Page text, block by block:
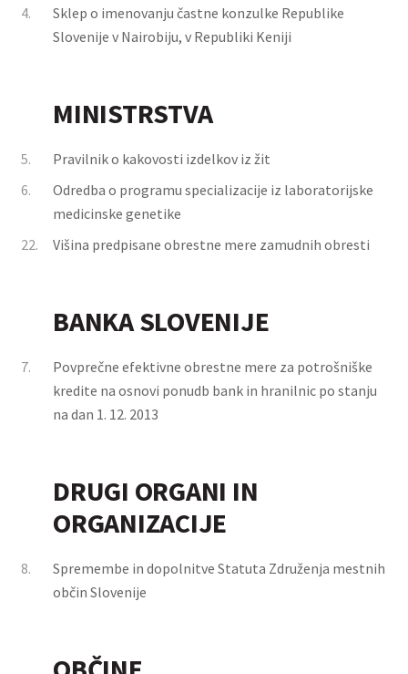
4.
Sklep o imenovanju častne konzulke Republike
Slovenije v Nairobiju, v Republiki Keniji
MINISTRSTVA
5.
Pravilnik o kakovosti izdelkov iz žit
6.
Odredba o programu specializacije iz laboratorijske
medicinske genetike
22.
Višina predpisane obrestne mere zamudnih obresti
BANKA SLOVENIJE
7.
Povprečne efektivne obrestne mere za potrošniške
kredite na osnovi ponudb bank in hranilnic po stanju
na dan 1. 12. 2013
DRUGI ORGANI IN
ORGANIZACIJE
8.
Spremembe in dopolnitve Statuta Združenja mestnih
občin Slovenije